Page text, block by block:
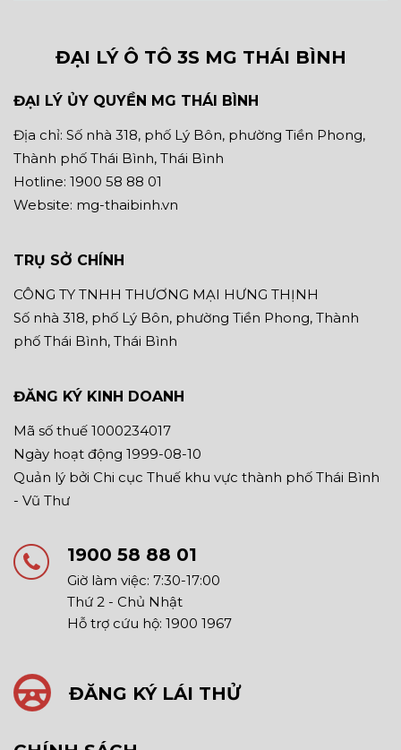
ĐẠI LÝ Ô TÔ 3S MG THÁI BÌNH
ĐẠI LÝ ỦY QUYỀN MG THÁI BÌNH
Địa chỉ: Số nhà 318, phố Lý Bôn, phường Tiền Phong,
Thành phố Thái Bình, Thái Bình
Hotline: 1900 58 88 01
Website: mg-thaibinh.vn
TRỤ SỞ CHÍNH
CÔNG TY TNHH THƯƠNG MẠI HƯNG THỊNH
Số nhà 318, phố Lý Bôn, phường Tiền Phong, Thành
phố Thái Bình, Thái Bình
ĐĂNG KÝ KINH DOANH
Mã số thuế 1000234017
Ngày hoạt động 1999-08-10
Quản lý bởi Chi cục Thuế khu vực thành phố Thái Bình
- Vũ Thư
1900 58 88 01
Giờ làm việc: 7:30-17:00
Thứ 2 - Chủ Nhật
Hỗ trợ cứu hộ: 1900 1967
ĐĂNG KÝ LÁI THỬ